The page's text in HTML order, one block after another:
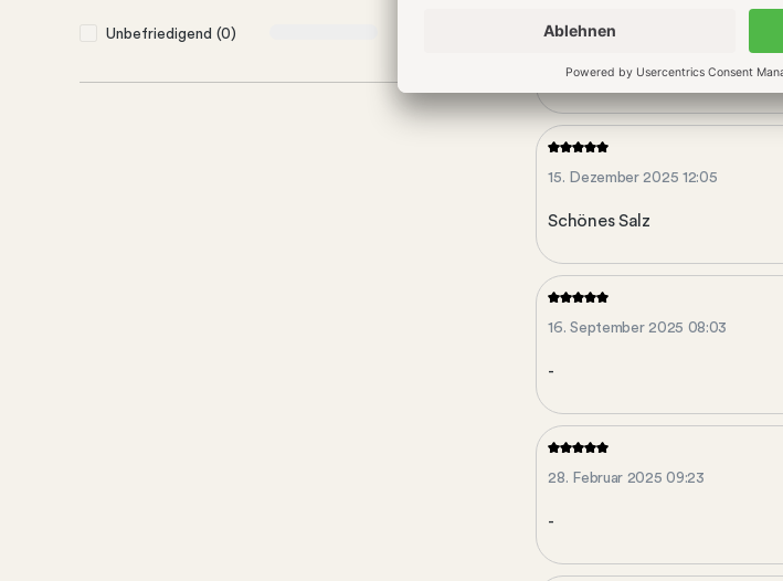
Unbefriedigend (0) 14. März 2026 16:14
15. Dezember 2025 12:05
Schönes Salz
16. September 2025 08:03
-
28. Februar 2025 09:23
-